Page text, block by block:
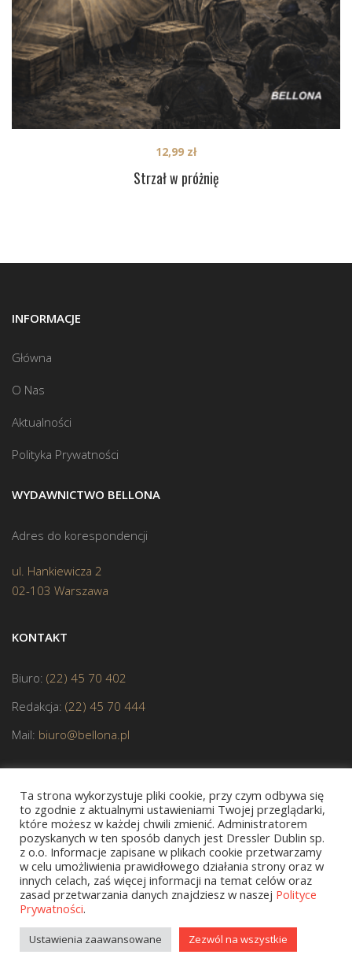
Strzał w próżnię
12,99 zł
INFORMACJE
Główna
O Nas
Aktualności
Polityka Prywatności
WYDAWNICTWO BELLONA
Adres do korespondencji
ul. Hankiewicza 2
02-103 Warszawa
KONTAKT
Biuro: (22) 45 70 402
Redakcja: (22) 45 70 444
Mail: biuro@bellona.pl
JESTEŚMY CZŁONKIEM POLSKIEJ IZBY KSIĄŻKI
Copyright © 2020 bellona.pl
Ta strona wykorzystuje pliki cookie, przy czym odbywa się
to zgodnie z aktualnymi ustawieniami Twojej przeglądarki,
które możesz w każdej chwili zmienić. Administratorem
pozyskanych w ten sposób danych jest Dressler Dublin sp.
z o.o. Informacje zapisane w plikach cookie przetwarzamy
w celu umożliwienia prawidłowego działania strony oraz w
innych celach, zaś więcej informacji na temat celów oraz
zasad przetwarzania danych znajdziesz w naszej Polityce
Prywatności.
Ustawienia zaawansowane Zezwól na wszystkie